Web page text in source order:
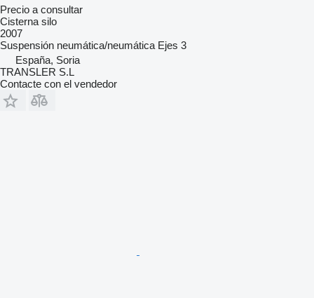
Precio a consultar
Cisterna silo
2007
Suspensión neumática/neumática Ejes 3
España, Soria
TRANSLER S.L
Contacte con el vendedor